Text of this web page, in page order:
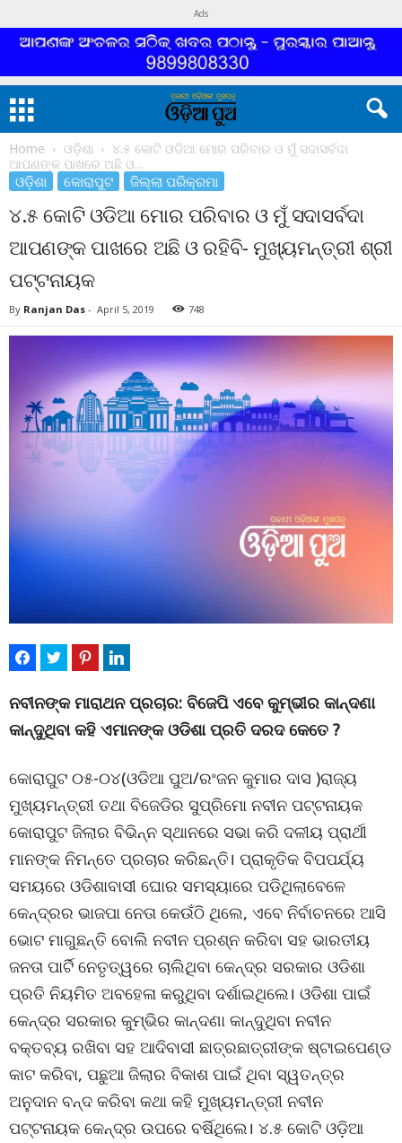
Ads
Home ଓଡ଼ିଶା
୪.୫ କୋଟି ଓଡିଆ ମୋର ପରିବାର ଓ ମୁଁ ସଦାସର୍ବଦା
ଆପଣଙ୍କ ପାଖରେ ଅଛି ଓ...
ଓଡ଼ିଶା କୋରାପୁଟ ଜିଲ୍ଲା ପରିକ୍ରମା
୪.୫ କୋଟି ଓଡିଆ ମୋର ପରିବାର ଓ ମୁଁ ସଦାସର୍ବଦା
ଆପଣଙ୍କ ପାଖରେ ଅଛି ଓ ରହିବି- ମୁଖ୍ୟମନ୍ତ୍ରୀ ଶ୍ରୀ
ପଟ୍ଟନାୟକ
By Ranjan Das - April 5, 2019 748
ନବୀନଙ୍କ ମାରାଥନ ପ୍ରଚାର: ବିଜେପି ଏବେ କୁମ୍ଭୀର କାନ୍ଦଣା
କାନ୍ଦୁଥିବା କହି ଏମାନଙ୍କ ଓଡିଶା ପ୍ରତି ଦରଦ କେତେ ?
କୋରାପୁଟ ୦୫-୦୪(ଓଡିଆ ପୁଅ/ରଂଜନ କୁମାର ଦାସ )ରାଜ୍ୟ
ମୁଖ୍ୟମନ୍ତ୍ରୀ ତଥା ବିଜେଡିର ସୁପ୍ରିମୋ ନବୀନ ପଟ୍ଟନାୟକ
କୋରାପୁଟ ଜିଲାର ବିଭିନ୍ନ ସ୍ଥାନରେ ସଭା କରି ଦଳୀୟ ପ୍ରାର୍ଥୀ
ମାନଙ୍କ ନିମନ୍ତେ ପ୍ରଚାର କରିଛନ୍ତି। ପ୍ରାକୃତିକ ବିପପର୍ଯ୍ୟ
ସମୟରେ ଓଡିଶାବାସୀ ଘୋର ସମସ୍ୟାରେ ପଡିଥିଲାବେଳେ
କେନ୍ଦ୍ରର ଭାଜପା ନେତା କେଉଁଠି ଥିଲେ, ଏବେ ନିର୍ବାଚନରେ ଆସି
ଭୋଟ ମାଗୁଛନ୍ତି ବୋଲି ନବୀନ ପ୍ରଶ୍ନ କରିବା ସହ ଭାରତୀୟ
ଜନତା ପାର୍ଟି ନେତୃତ୍ୱରେ ଚାଲିଥିବା କେନ୍ଦ୍ର ସରକାର ଓଡିଶା
ପ୍ରତି ନିୟମିତ ଅବହେଳା କରୁଥିବା ଦର୍ଶାଇଥିଲେ। ଓଡିଶା ପାଇଁ
କେନ୍ଦ୍ର ସରକାର କୁମ୍ଭିର କାନ୍ଦଣା କାନ୍ଦୁଥିବା ନବୀନ
ବକ୍ତବ୍ୟ ରଖିବା ସହ ଆଦିବାସୀ ଛାତ୍ରଛାତ୍ରୀଙ୍କ ଷ୍ଟାଇପେଣ୍ଡ
କାଟ କରିବା, ପଛୁଆ ଜିଲାର ବିକାଶ ପାଇଁ ଥିବା ସ୍ୱତନ୍ତ୍ର
ଅନୁଦାନ ବନ୍ଦ କରିବା କଥା କହି ମୁଖ୍ୟମନ୍ତ୍ରୀ ନବୀନ
ପଟ୍ଟନାୟକ କେନ୍ଦ୍ର ଉପରେ ବର୍ଷିଥିଲେ। ୪.୫ କୋଟି ଓଡ଼ିଆ